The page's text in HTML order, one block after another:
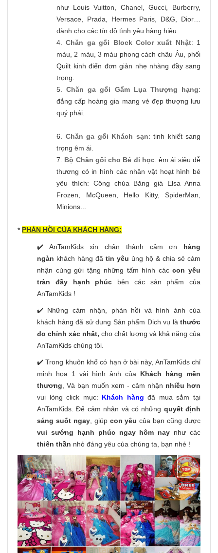
như Louis Vuitton, Chanel, Gucci, Burberry,
Versace, Prada, Hermes Paris, D&G, Dior…
dành cho các tín đồ tình yêu hàng hiệu.
4.Chăn ga gối Block Color xuất Nhật: 1
màu, 2 màu, 3 màu phong cách châu Âu, phối
Quilt kinh điển đơn giản nhẹ nhàng đầy sang
trọng.
5.Chăn ga gối Gấm Lụa Thượng hạng:
đẳng cấp hoàng gia mang vẻ đẹp thượng lưu
quý phái.
6. Chăn ga gối Khách sạn: tinh khiết sang
trọng êm ái.
7. Bộ Chăn gối cho Bé đi học: êm ái siêu dễ
thương có in hình các nhân vật hoạt hình bé
yêu thích: Công chúa Băng giá Elsa Anna
Frozen, McQueen, Hello Kitty, SpiderMan,
Minions...
* PHẢN HỒI CỦA KHÁCH HÀNG:
✔️ AnTamKids xin chân thành cảm ơn hàng
ngàn khách hàng đã tin yêu ủng hộ & chia sẻ cảm
nhận cùng gửi tặng những tấm hình cáccon yêu
tràn đầy hạnh phúc bên các sản phẩm của
AnTamKids !
✔️ Những cảm nhận, phản hồi và hình ảnh của
khách hàng đã sử dụng Sản phẩm Dịch vụ là thước
đo chính xác nhất, cho chất lượng và khả năng của
AnTamKids chúng tôi.
✔️ Trong khuôn khổ có hạn ở bài này, AnTamKids chỉ
minh họa 1 vài hình ảnh của Khách hàng mến
thương , Và bạn muốn xem - cảm nhận nhiều hơn
vui lòng click mục: Khách hàng đã mua sắm tại
AnTamKids. Để cảm nhận và có những quyết định
sáng suốt ngay, giúp con yêu của bạn cũng được
vui sướng hạnh phúc ngay hôm nay như các
thiên thần nhỏ đáng yêu của chúng ta, bạn nhé !